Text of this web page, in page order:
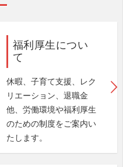
福利厚生につい
て
休暇、子育て支援、レク
リエーション、退職金
他、労働環境や福利厚生
のための制度をご案内い
たします。